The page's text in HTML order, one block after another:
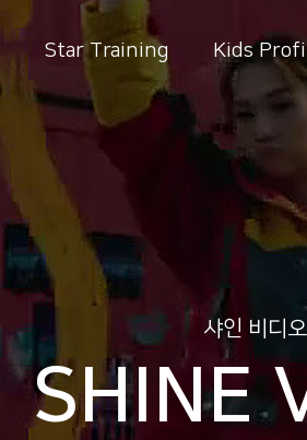
Star Training Kids
샤인 비디오
SHINE